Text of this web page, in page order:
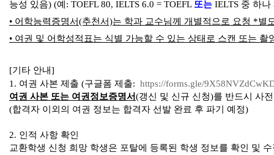
능성 있음) (예: TOEFL 80, IELTS 6.0 = TOEFL 또는 IELTS 중 하나
• 어학능력증명서(추천서)는 학과 교수님께 개별적으로 요청 *별
• 여권 및 어학성적표는 식별 가능할 수 있는 상태로 스캔 또는 촬
[기타 안내]
1. 여 권 사본 제출 (구글폼 제출: https://forms.gle/
여권 사본 또는 여권정보증명서(갱신 및 신규 신청)를 반드시 사
(합격자 이외의 여권 정보는 합격자 선발 완료 후 파기 예정)
2. 인적 사항 확인
교환학생 신청 희망 학생은 포탈에 등록된 학생 정보를 확인 및